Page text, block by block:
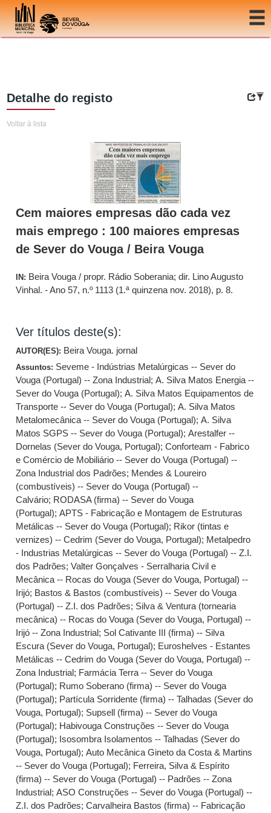
Ir para o conteúdo
Detalhe do registo
Voltar à lista
Cem maiores empresas dão cada vez
mais emprego : 100 maiores empresas
de Sever do Vouga / Beira Vouga
IN: Beira Vouga / propr. Rádio Soberania; dir. Lino Augusto
Vinhal. - Ano 57, n.º 1113 (1.ª quinzena nov. 2018), p. 8.
Ver títulos deste(s):
AUTOR(ES): Beira Vouga. jornal
Assuntos: Seveme - Indústrias Metalúrgicas -- Sever do
Vouga (Portugal) -- Zona Industrial;A. Silva Matos Energia --
Sever do Vouga (Portugal);A. Silva Matos Equipamentos de
Transporte -- Sever do Vouga (Portugal);A. Silva Matos
Metalomecânica -- Sever do Vouga (Portugal);A. Silva
Matos SGPS -- Sever do Vouga (Portugal);Arestalfer --
Dornelas (Sever do Vouga, Portugal);Conforteam - Fabrico
e Comércio de Mobiliário -- Sever do Vouga (Portugal) --
Zona Industrial dos Padrões; Mendes & Loureiro
(combustíveis) -- Sever do Vouga (Portugal) --
Calvário; RODASA (firma) -- Sever do Vouga
(Portugal);APTS - Fabricação e Montagem de Estruturas
Metálicas -- Sever do Vouga (Portugal); Rikor (tintas e
vernizes) -- Cedrim (Sever do Vouga, Portugal); Metalpedro
- Industrias Metalúrgicas -- Sever do Vouga (Portugal) -- Z.I.
dos Padrões;Valter Gonçalves - Serralharia Civil e
Mecânica -- Rocas do Vouga (Sever do Vouga, Portugal) --
Irijó; Bastos & Bastos (combustíveis) -- Sever do Vouga
(Portugal) -- Z.I. dos Padrões; Silva & Ventura (tornearia
mecânica) -- Rocas do Vouga (Sever do Vouga, Portugal) --
Irijó -- Zona Industrial; Sol Cativante III (firma) -- Silva
Escura (Sever do Vouga, Portugal); Euroshelves - Estantes
Metálicas -- Cedrim do Vouga (Sever do Vouga, Portugal) --
Zona Industrial; Farmácia Terra -- Sever do Vouga
(Portugal); Rumo Soberano (firma) -- Sever do Vouga
(Portugal); Partícula Sorridente (firma) -- Talhadas (Sever do
Vouga, Portugal); Supsell (firma) -- Sever do Vouga
(Portugal); Habivouga Construções -- Sever do Vouga
(Portugal); Isosombra Isolamentos -- Talhadas (Sever do
Vouga, Portugal);Auto Mecânica Gineto da Costa & Martins
-- Sever do Vouga (Portugal); Ferreira, Silva & Espírito
(firma) -- Sever do Vouga (Portugal) -- Padrões -- Zona
Industrial;ASO Construções -- Sever do Vouga (Portugal) --
Z.I. dos Padrões;Carvalheira Bastos (firma) -- Fabricação